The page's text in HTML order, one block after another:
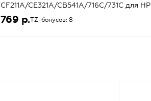
CF211A/CE321A/CB541A/716C/731C для HP
LJ Color Pro M251/M276/CP1525/CM1415
(голубой) {43674}
769 р.TZ-бонусов: 8